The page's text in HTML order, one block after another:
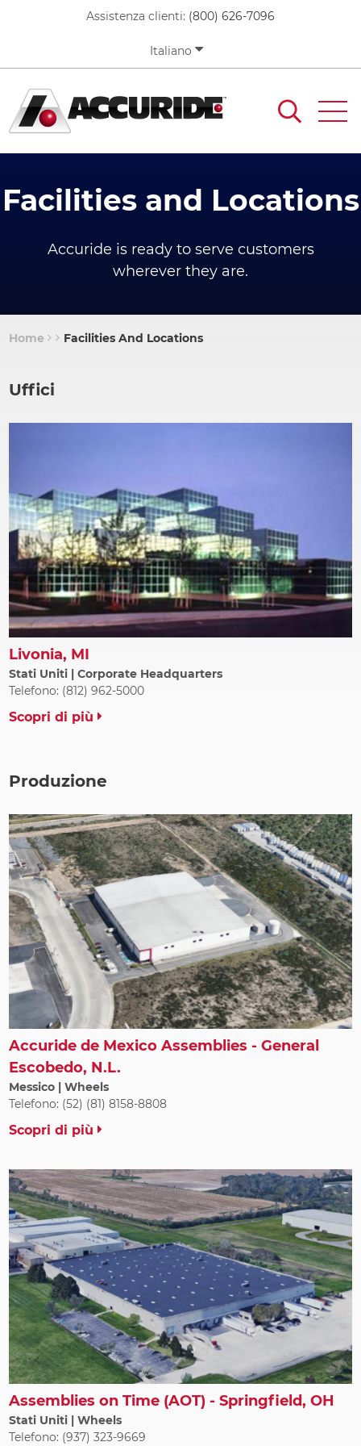
content
Assistenza clienti: (800) 626-7096
Italiano
Facilities and Locations
Accuride is ready to serve customers
wherever they are.
Home Facilities And Locations
Uffici
Livonia, MI
Stati Uniti | Corporate Headquarters
Telefono: (812) 962-5000
Scopri di più
Produzione
Accuride de Mexico Assemblies - General
Escobedo, N.L.
Messico | Wheels
Telefono: (52) (81) 8158-8808
Scopri di più
Assemblies on Time (AOT) - Springfield, OH
Stati Uniti | Wheels
Telefono: (937) 323-9669